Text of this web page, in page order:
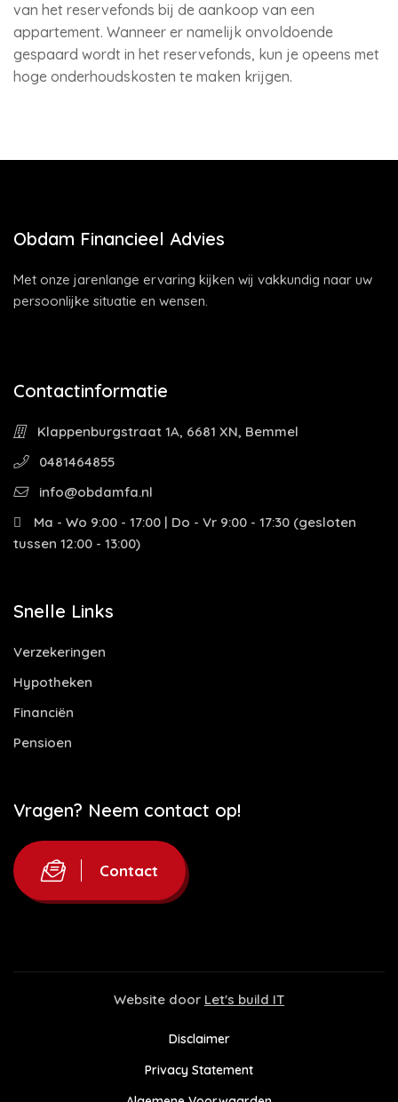
van het reservefonds bij de aankoop van een
appartement. Wanneer er namelijk onvoldoende
gespaard wordt in het reservefonds, kun je opeens met
hoge onderhoudskosten te maken krijgen.
Obdam Financieel Advies
Met onze jarenlange ervaring kijken wij vakkundig naar uw
persoonlijke situatie en wensen.
Contactinformatie
Klappenburgstraat 1A, 6681 XN, Bemmel
0481464855
info@obdamfa.nl
Ma - Wo 9:00 - 17:00 | Do - Vr 9:00 - 17:30 (gesloten
tussen 12:00 - 13:00)
Snelle Links
Verzekeringen
Hypotheken
Financiën
Pensioen
Vragen? Neem contact op!
Contact
Website door Let's build IT
Disclaimer
Privacy Statement